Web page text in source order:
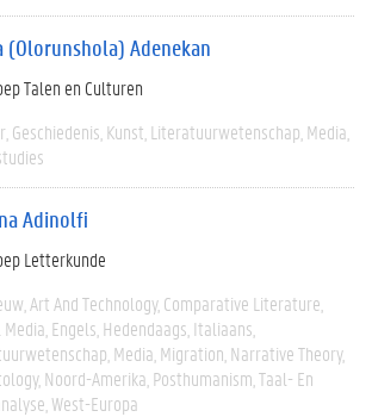
(Olorunshola) Adenekan
Talen en Culturen
Geschiedenis Kunst Literatuurwetenschap Media
Adinolfi
Letterkunde
Art And Technology Comparative Literature
Engels Hedendaags Italiaans
Media Migration Narrative Theory
Noord-Amerika Posthumanism Taal- En
West-Europa